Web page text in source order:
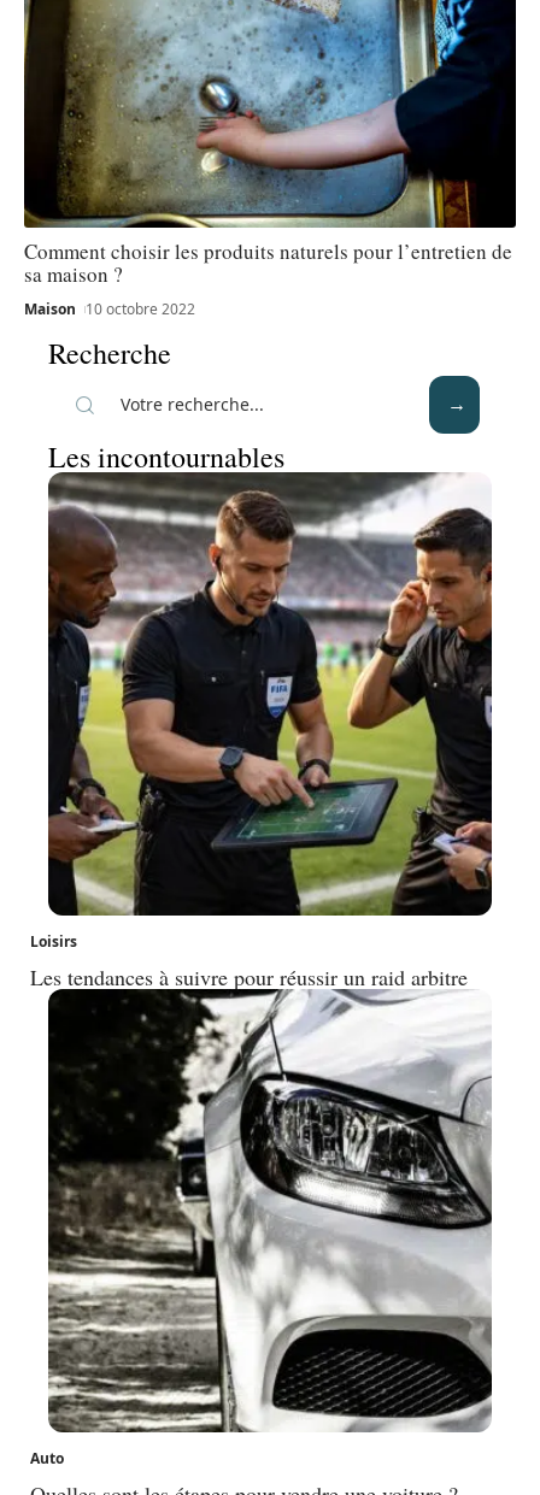
Comment choisir les produits naturels pour l’entretien de
sa maison ?
Maison 10 octobre 2022
Recherche
Les incontournables
Loisirs
Les tendances à suivre pour réussir un raid arbitre
Auto